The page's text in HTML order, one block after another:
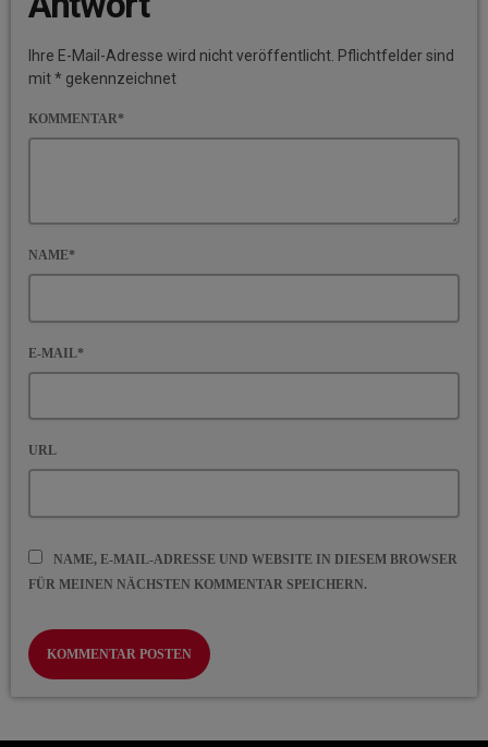
Ihre E-Mail-Adresse wird nicht veröffentlicht. Pflichtfelder sind
mit * gekennzeichnet
KOMMENTAR*
NAME*
E-MAIL*
URL
NAME, E-MAIL-ADRESSE UND WEBSITE IN DIESEM BROWSER
FÜR MEINEN NÄCHSTEN KOMMENTAR SPEICHERN.